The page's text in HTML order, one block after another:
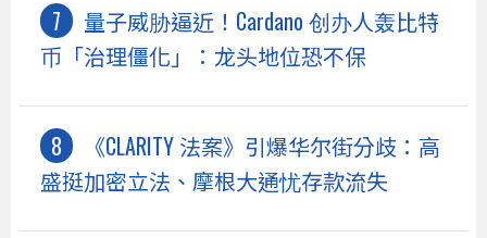
量子威胁逼近！Cardano 创办人轰比特
币「治理僵化」：龙头地位恐不保
《CLARITY 法案》引爆华尔街分歧：高
盛挺加密立法、摩根大通忧存款流失